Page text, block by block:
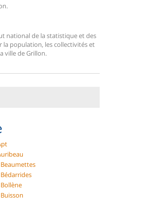
national de la statistique et des
la population, les collectivités et
ville de Grillon.